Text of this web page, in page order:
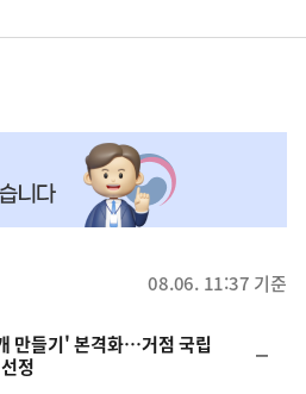
08.06. 11:37 기준
만들기' 본격화…거점 국립
정